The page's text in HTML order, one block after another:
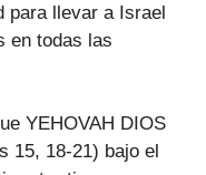
para llevar a Israel
en todas las
YEHOVAH DIOS
15, 18-21) bajo el